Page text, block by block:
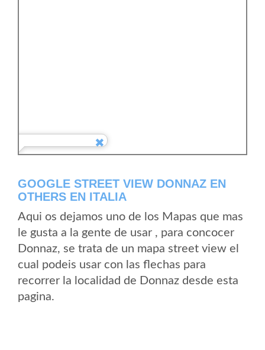
GOOGLE STREET VIEW DONNAZ EN
OTHERS EN ITALIA
Aqui os dejamos uno de los Mapas que mas
le gusta a la gente de usar , para concocer
Donnaz, se trata de un mapa street view el
cual podeis usar con las flechas para
recorrer la localidad de Donnaz desde esta
pagina.